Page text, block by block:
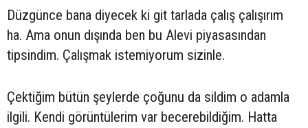
Düzgünce bana diyecek ki git tarlada çalış çalışırım
ha. Ama onun dışında ben bu Alevi piyasasından
tipsindim. Çalışmak istemiyorum sizinle.
Çektiğim bütün şeylerde çoğunu da sildim o adamla
ilgili. Kendi görüntülerim var becerebildiğim. Hatta